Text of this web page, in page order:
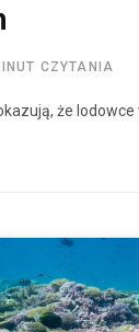
CZYTANIA
że lodowce